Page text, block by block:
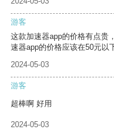
游客
这款加速器app的价格有点贵
速器app的价格应该在50元以
2024-05-03
游客
超棒啊 好用
2024-05-03